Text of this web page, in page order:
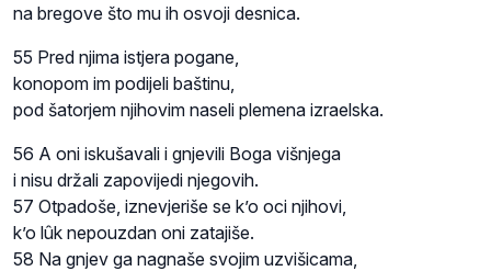
na bregove što mu ih osvoji desnica.
55 Pred njima istjera pogane,
konopom im podijeli baštinu,
pod šatorjem njihovim naseli plemena izraelska.
56 A oni iskušavali i gnjevili Boga višnjega
i nisu držali zapovijedi njegovih.
57 Otpadoše, iznevjeriše se k’o oci njihovi,
k’o lûk nepouzdan oni zatajiše.
58 Na gnjev ga nagnaše svojim uzvišicama,